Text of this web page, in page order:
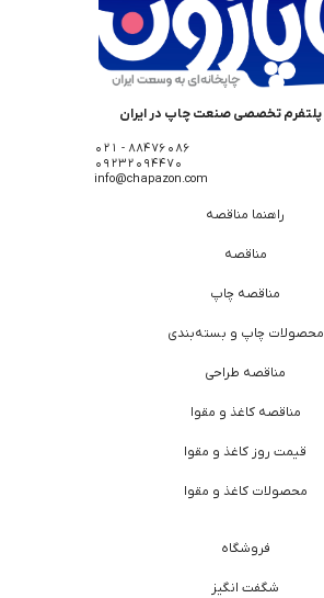
تخصصی صنعت چاپ در ایران
88476086 - 021
09232094470
info@chapazon.com
راهنما مناقصه
مناقصه
مناقصه چاپ
محصولات چاپ و بسته‌بندی
مناقصه طراحی
مناقصه کاغذ و مقوا
قیمت روز کاغذ و مقوا
محصولات کاغذ و مقوا
فروشگاه
شگفت انگیز